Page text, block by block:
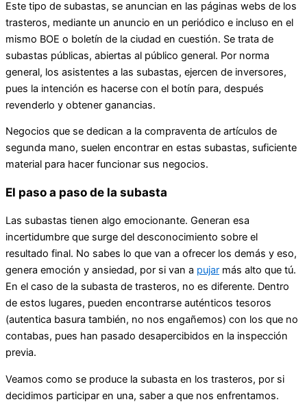
Este tipo de subastas, se anuncian en las páginas webs de los
trasteros, mediante un anuncio en un periódico e incluso en el
mismo BOE o boletín de la ciudad en cuestión. Se trata de
subastas públicas, abiertas al público general. Por norma
general, los asistentes a las subastas, ejercen de inversores,
pues la intención es hacerse con el botín para, después
revenderlo y obtener ganancias.
Negocios que se dedican a la compraventa de artículos de
segunda mano, suelen encontrar en estas subastas, suficiente
material para hacer funcionar sus negocios.
El paso a paso de la subasta
Las subastas tienen algo emocionante. Generan esa
incertidumbre que surge del desconocimiento sobre el
resultado final. No sabes lo que van a ofrecer los demás y eso,
genera emoción y ansiedad, por si van a pujar más alto que tú.
En el caso de la subasta de trasteros, no es diferente. Dentro
de estos lugares, pueden encontrarse auténticos tesoros
(autentica basura también, no nos engañemos) con los que no
contabas, pues han pasado desapercibidos en la inspección
previa.
Veamos como se produce la subasta en los trasteros, por si
decidimos participar en una, saber a que nos enfrentamos.